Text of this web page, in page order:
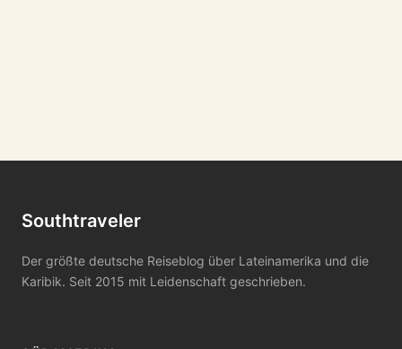
Southtraveler
Der größte deutsche Reiseblog über Lateinamerika und die
Karibik. Seit 2015 mit Leidenschaft geschrieben.